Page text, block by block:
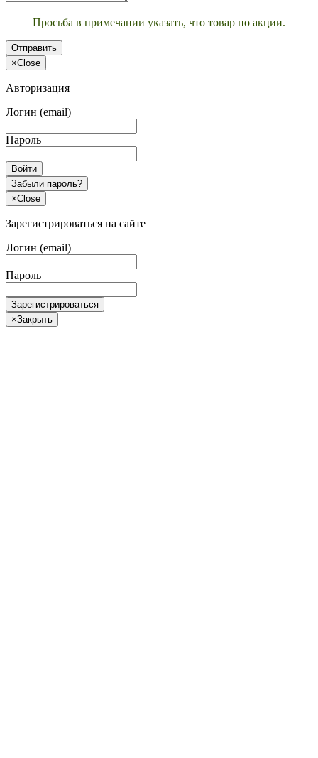
Просьба в примечании указать, что товар по акции.
Отправить
×Close
Авторизация
Логин (email)
Пароль
Войти
Забыли пароль?
×Close
Зарегистрироваться на сайте
Логин (email)
Пароль
Зарегистрироваться
×Закрыть